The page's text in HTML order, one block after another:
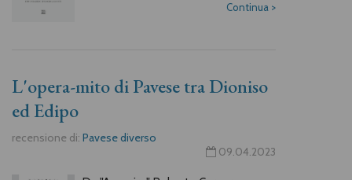
Continua >
L'opera-mito di Pavese tra Dioniso
ed Edipo
recensione di: Pavese diverso
09.04.2023